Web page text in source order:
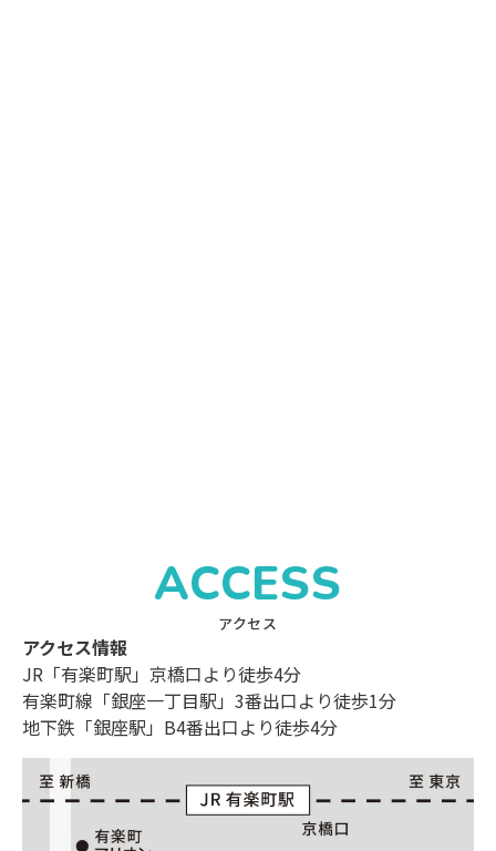
ACCESS
アクセス
アクセス情報
JR「有楽町駅」京橋口より徒歩4分
有楽町線「銀座一丁目駅」3番出口より徒歩1分
地下鉄「銀座駅」B4番出口より徒歩4分